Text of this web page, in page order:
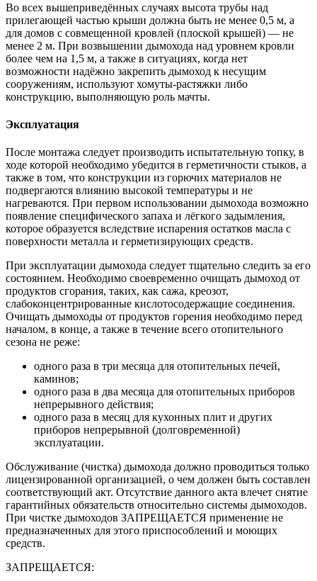
Во всех вышеприведённых случаях высота трубы над
прилегающей частью крыши должна быть не менее 0,5 м, а
для домов с совмещенной кровлей (плоской крышей) — не
менее 2 м. При возвышении дымохода над уровнем кровли
более чем на 1,5 м, а также в ситуациях, когда нет
возможности надёжно закрепить дымоход к несущим
сооружениям, используют хомуты-растяжки либо
конструкцию, выполняющую роль мачты.
Эксплуатация
После монтажа следует производить испытательную топку, в
ходе которой необходимо убедится в герметичности стыков, а
также в том, что конструкции из горючих материалов не
подвергаются влиянию высокой температуры и не
нагреваются. При первом использовании дымохода возможно
появление специфического запаха и лёгкого задымления,
которое образуется вследствие испарения остатков масла с
поверхности металла и герметизирующих средств.
При эксплуатации дымохода следует тщательно следить за его
состоянием. Необходимо своевременно очищать дымоход от
продуктов сгорания, таких, как сажа, креозот,
слабоконцентрированные кислотосодержащие соединения.
Очищать дымоходы от продуктов горения необходимо перед
началом, в конце, а также в течение всего отопительного
сезона не реже:
одного раза в три месяца для отопительных печей,
каминов;
одного раза в два месяца для отопительных приборов
непрерывного действия;
одного раза в месяц для кухонных плит и других
приборов непрерывной (долговременной)
эксплуатации.
Обслуживание (чистка) дымохода должно проводиться только
лицензированной организацией, о чем должен быть составлен
соответствующий акт. Отсутствие данного акта влечет снятие
гарантийных обязательств относительно системы дымоходов.
При чистке дымоходов ЗАПРЕЩАЕТСЯ применение не
предназначенных для этого приспособлений и моющих
средств.
ЗАПРЕЩАЕТСЯ: